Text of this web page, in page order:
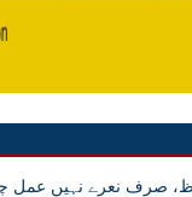
صرف نعرے نہیں عمل